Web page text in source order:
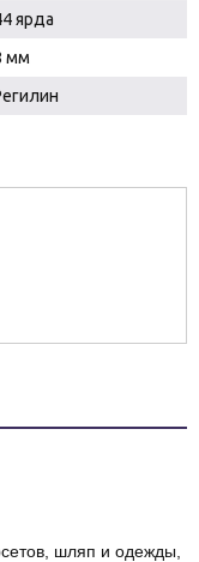
ярда
мм
шляп и одежды,